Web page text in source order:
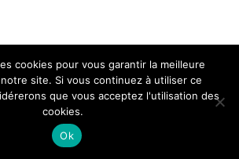
cookies pour vous garantir la meilleure
site. Si vous continuez à utiliser ce
que vous acceptez l'utilisation des
cookies.
Ok